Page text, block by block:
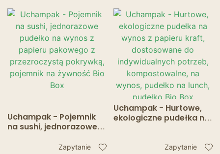
mikrofalówki, z
przezroczystymi
pokrywkami
zapobiegającymi
zaparowywaniu.
Niepogrupowane
Uchampak - Pojemnik
na sushi, jednorazowe
papieru pakowego z
Zapytanie
Uchampak - Hurtowe,
ekologiczne pudełka na
indywidualnychZapytanie